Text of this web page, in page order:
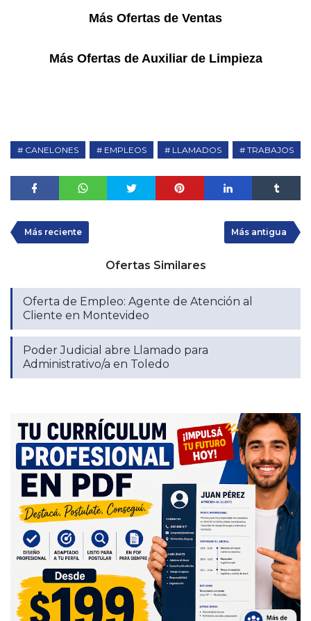
Más Ofertas de Ventas
Más Ofertas de Auxiliar de Limpieza
CANELONES EMPLEOS LLAMADOS TRABAJOS
Más reciente Más antigua
Ofertas Similares
Oferta de Empleo: Agente de Atención al
Cliente en Montevideo
Poder Judicial abre Llamado para
Administrativo/a en Toledo